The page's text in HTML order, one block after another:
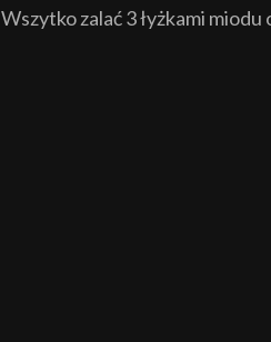
Wszytko zalać 3 łyżkami